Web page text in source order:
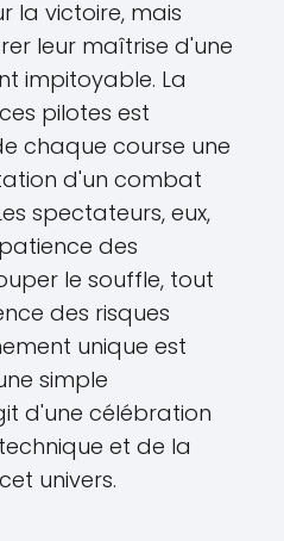
la victoire, mais
leur maîtrise d'une
impitoyable. La
pilotes est
chaque course une
d'un combat
spectateurs, eux,
des
le souffle, tout
des risques
unique est
simple
d'une célébration
et de la
univers.